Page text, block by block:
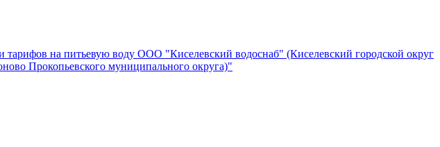
на питьевую воду ООО "Киселевский водоснаб" (Киселевский городской округ
Прокопьевского муниципального округа)"